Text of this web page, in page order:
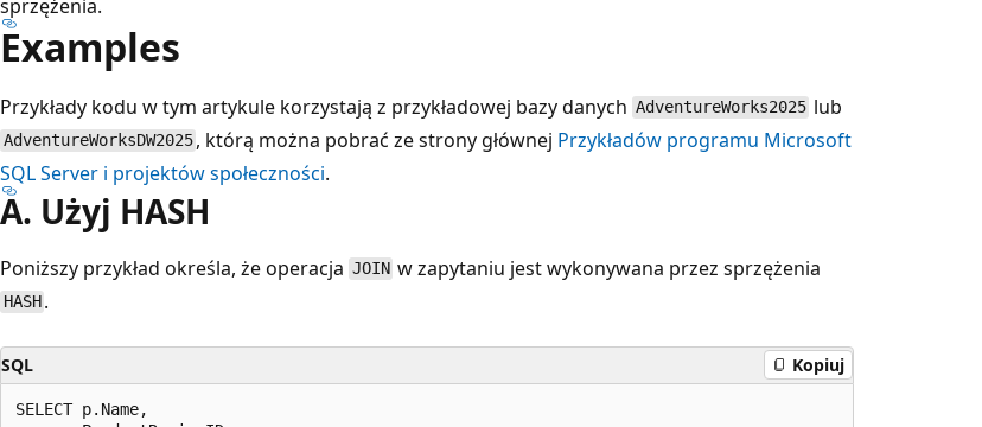
sprzężenia.
Examples
Przykłady kodu w tym artykule korzystają z przykładowej bazy danych AdventureWorks2025 lub
AdventureWorksDW2025 , którą można pobrać ze strony głównej Przykładów programu Microsoft
SQL Server i projektów społeczności.
A. Użyj HASH
Poniższy przykład określa, że operacja JOIN w zapytaniu jest wykonywana przez sprzężenia
HASH .
SQL Kopiuj
SELECT p.Name,